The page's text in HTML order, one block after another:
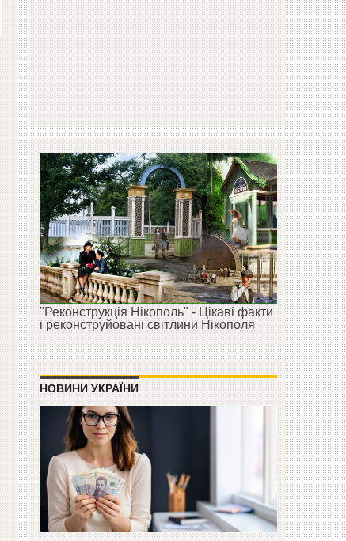
"Реконструкція Нікополь" - Цікаві факти
і реконструйовані світлини Нікополя
НОВИНИ УКРАЇНИ